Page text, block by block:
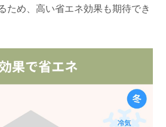
ため、高い省エネ効果も期待でき